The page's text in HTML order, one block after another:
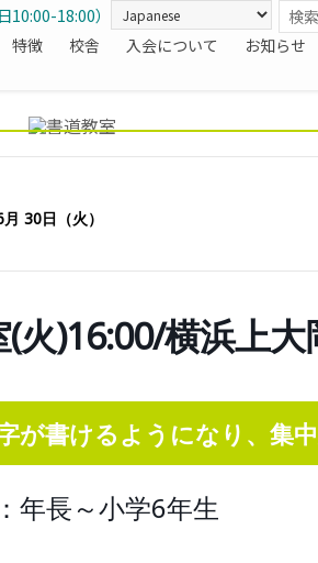
特徴 校舎 入会について お知らせ
10:00-18:00）
30日（火）
火)16:00/横浜上大
が書けるようになり、集
年長～小学6年生